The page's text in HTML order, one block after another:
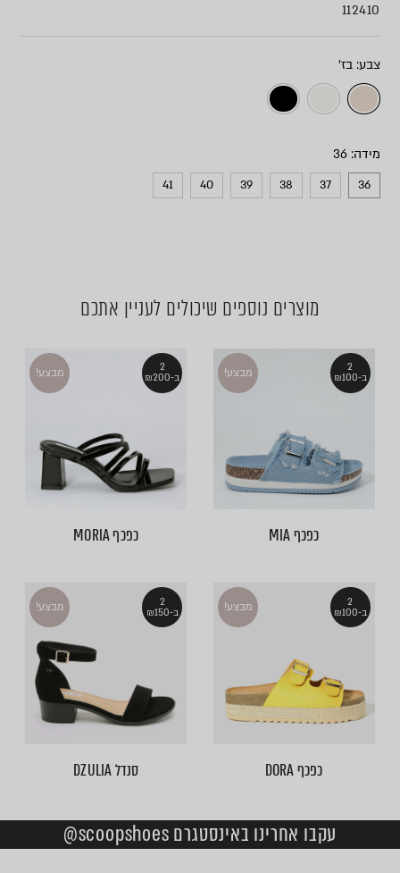
112410
צבע
מידה
36
37
38
39
40
41
מוצרים נוספים שיכולים לעניין אתכם
2
ב-₪100
מבצע!
כפכף MIA
2
ב-₪200
מבצע!
כפכף MORIA
2
ב-₪100
מבצע!
כפכף DORA
2
ב-₪150
מבצע!
סנדל DZULIA
עקבו אחרינו באינסטגרם scoopshoes@